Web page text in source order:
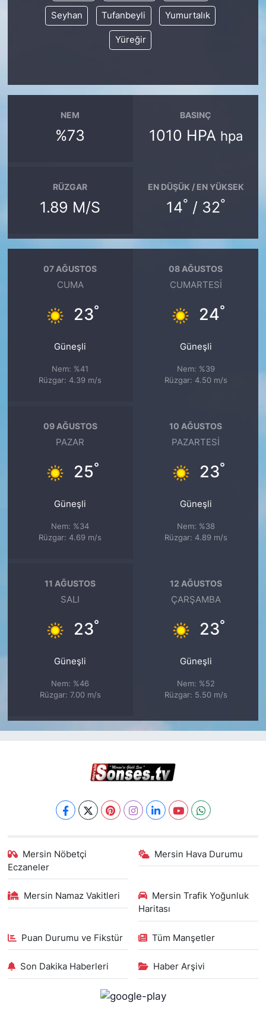
Seyhan Tufanbeyli Yumurtalık
Yüreğir
NEM
%73
BASINÇ
1010 HPA hpa
RÜZGAR
1.89 M/S
EN DÜŞÜK / EN YÜKSEK
14° / 32°
07 AĞUSTOS
CUMA
23°
Güneşli
Nem: %41
Rüzgar: 4.39 m/s
08 AĞUSTOS
CUMARTESI
24°
Güneşli
Nem: %39
Rüzgar: 4.50 m/s
09 AĞUSTOS
PAZAR
25°
Güneşli
Nem: %34
Rüzgar: 4.69 m/s
10 AĞUSTOS
PAZARTESI
23°
Güneşli
Nem: %38
Rüzgar: 4.89 m/s
11 AĞUSTOS
SALI
23°
Güneşli
Nem: %46
Rüzgar: 7.00 m/s
12 AĞUSTOS
ÇARŞAMBA
23°
Güneşli
Nem: %52
Rüzgar: 5.50 m/s
Mersin Nöbetçi
Eczaneler
Mersin Hava Durumu
Mersin Namaz Vakitleri
Mersin Trafik Yoğunluk
Haritası
Puan Durumu ve Fikstür Tüm Manşetler
Son Dakika Haberleri Haber Arşivi